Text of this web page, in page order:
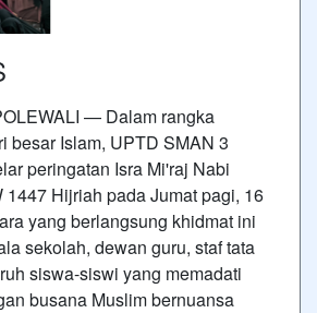
— Dalam rangka
besar Islam, UPTD SMAN 3
peringatan Isra Mi'raj Nabi
1447 Hijriah pada Jumat pagi, 16
yang berlangsung khidmat ini
sekolah, dewan guru, staf tata
siswa-siswi yang memadati
busana Muslim bernuansa